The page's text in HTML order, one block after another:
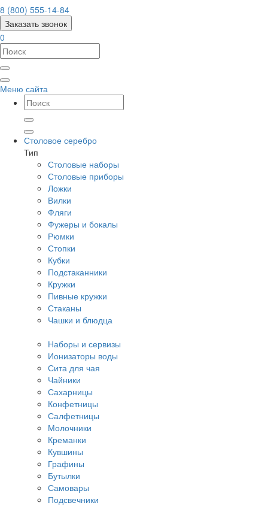
8 (800) 555-14-84
Заказать звонок
0
Меню сайта
Столовое серебро
Тип
Столовые наборы
Столовые приборы
Ложки
Вилки
Фляги
Фужеры и бокалы
Рюмки
Стопки
Кубки
Подстаканники
Кружки
Пивные кружки
Стаканы
Чашки и блюдца
Наборы и сервизы
Ионизаторы воды
Сита для чая
Чайники
Сахарницы
Конфетницы
Салфетницы
Молочники
Креманки
Кувшины
Графины
Бутылки
Самовары
Подсвечники